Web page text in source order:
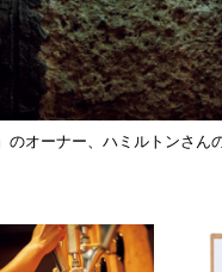
オーナー、ハミルトンさん